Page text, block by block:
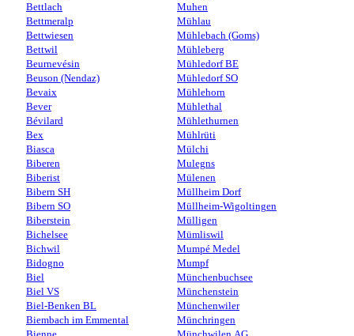
Bettlach
Bettmeralp
Bettwiesen
Bettwil
Beurnevésin
Beuson (Nendaz)
Bevaix
Bever
Bévilard
Bex
Biasca
Biberen
Biberist
Bibern SH
Bibern SO
Biberstein
Bichelsee
Bichwil
Bidogno
Biel
Biel VS
Biel-Benken BL
Biembach im Emmental
Muhen
Mühlau
Mühlebach (Goms)
Mühleberg
Mühledorf BE
Mühledorf SO
Mühlehorn
Mühlethal
Mühlethurnen
Mühlrüti
Mülchi
Mulegns
Mülenen
Müllheim Dorf
Müllheim-Wigoltingen
Mülligen
Mümliswil
Mumpé Medel
Mumpf
Münchenbuchsee
Münchenstein
Münchenwiler
Münchringen